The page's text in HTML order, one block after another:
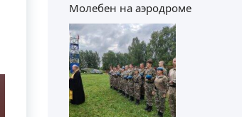
Молебен на аэродроме